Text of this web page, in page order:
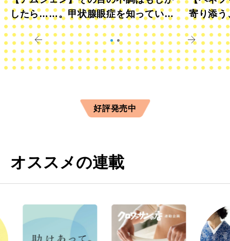
したら……。甲状腺眼症を知っていま
すか？
寄り添う
きに
好評発売中
オススメの連載